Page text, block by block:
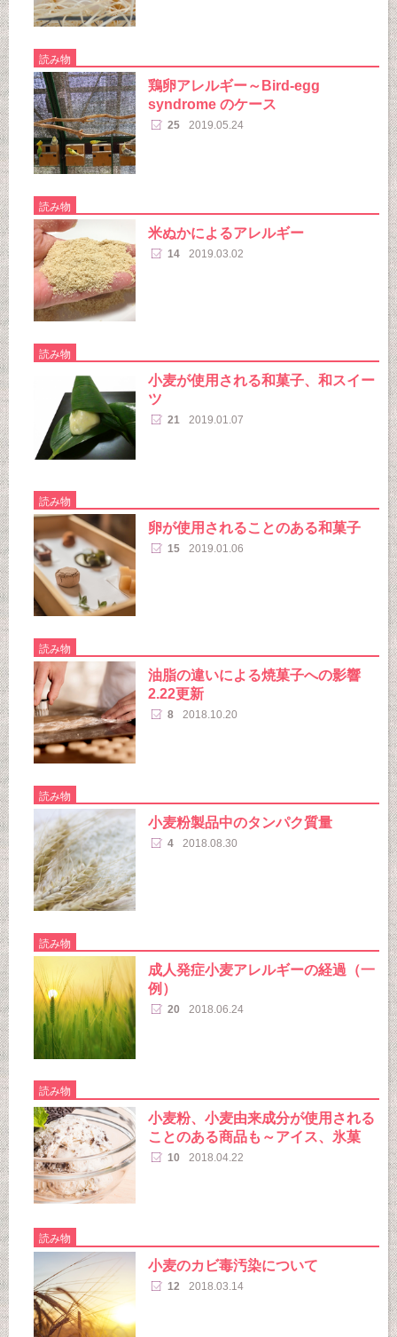
読み物
鶏卵アレルギー～Bird-egg
syndrome のケース
25 2019.05.24
読み物
米ぬかによるアレルギー
14 2019.03.02
読み物
小麦が使用される和菓子、和スイー
ツ
21 2019.01.07
読み物
卵が使用されることのある和菓子
15 2019.01.06
読み物
油脂の違いによる焼菓子への影響
2.22更新
8 2018.10.20
読み物
小麦粉製品中のタンパク質量
4 2018.08.30
読み物
成人発症小麦アレルギーの経過（一
例）
20 2018.06.24
読み物
小麦粉、小麦由来成分が使用される
ことのある商品も～アイス、氷菓
10 2018.04.22
読み物
小麦のカビ毒汚染について
12 2018.03.14